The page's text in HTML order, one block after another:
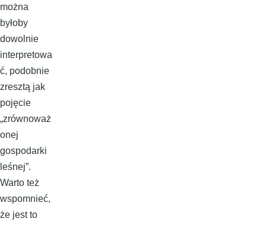
można
byłoby
dowolnie
interpretowa
ć, podobnie
zresztą jak
pojęcie
„zrównoważ
onej
gospodarki
leśnej”.
Warto też
wspomnieć,
że jest to